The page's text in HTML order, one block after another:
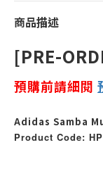
商品描述
[PRE-
預購前請細閱
Adidas Samba
Product Code: